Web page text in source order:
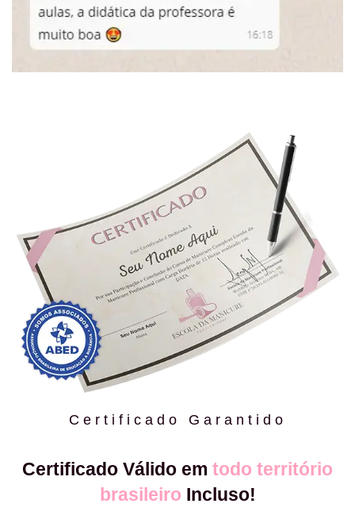
Certificado Garantido
Certificado Válido em todo território
brasileiro Incluso!